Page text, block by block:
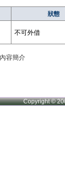
狀態
不可外借
容簡介
Copyright ©